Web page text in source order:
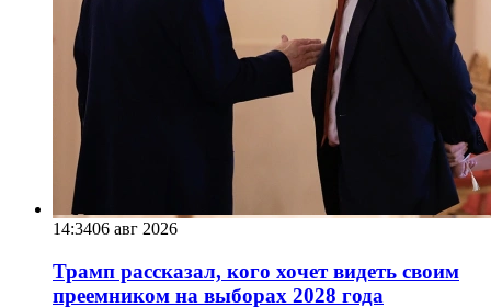
14:3406 авг 2026
Трамп рассказал, кого хочет видеть своим
преемником на выборах 2028 года